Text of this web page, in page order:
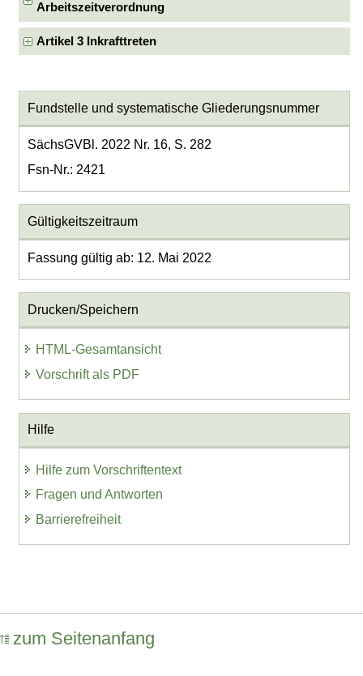
Arbeitszeitverordnung
Artikel 3 Inkrafttreten
Fundstelle und systematische Gliederungsnummer
SächsGVBl. 2022 Nr. 16, S. 282
Fsn-Nr.: 2421
Gültigkeitszeitraum
Fassung gültig ab: 12. Mai 2022
Drucken/Speichern
HTML-Gesamtansicht
Vorschrift als PDF
Hilfe
Hilfe zum Vorschriftentext
Fragen und Antworten
Barrierefreiheit
zum Seitenanfang